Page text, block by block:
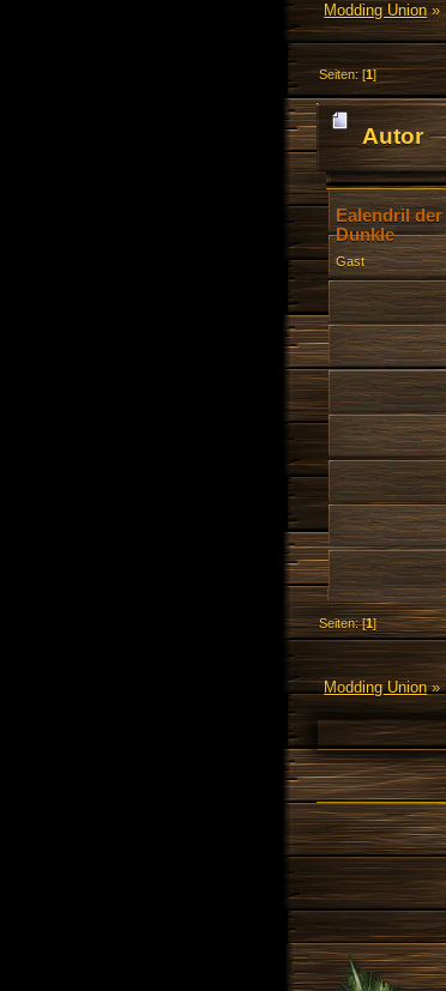
Modding Union»
Seiten: [1]
Autor
Ealendril der
Dunkle
Gast
Seiten: [1]
Modding Union»